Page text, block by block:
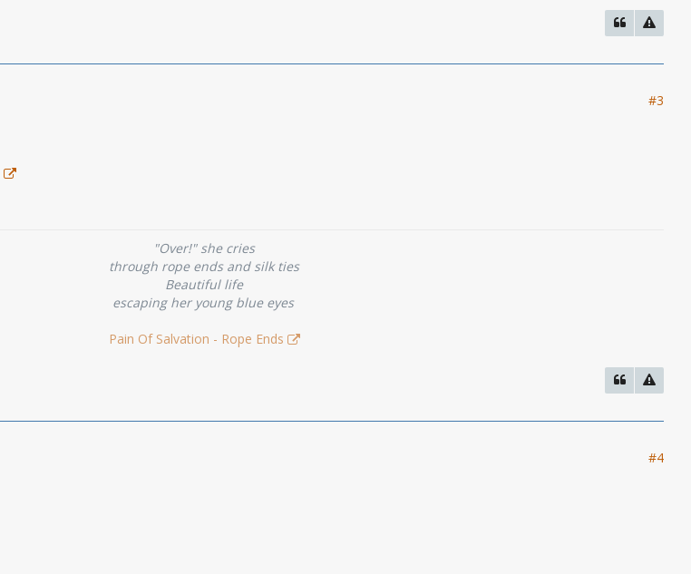
#3
"Over!" she cries
through rope ends and silk ties
Beautiful life
escaping her young blue eyes
Pain Of Salvation - Rope Ends
#4